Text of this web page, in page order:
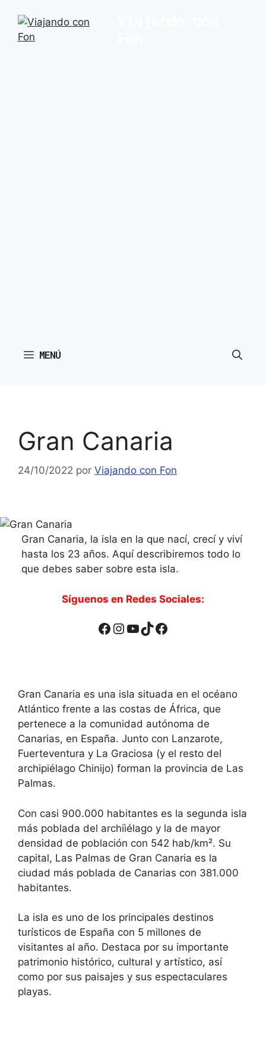
contenido
MENÚ
Gran Canaria
24/10/2022 por Viajando con Fon
Gran Canaria, la isla en la que nací, crecí y viví
hasta los 23 años. Aquí describiremos todo lo
que debes saber sobre esta isla.
Síguenos en Redes Sociales:
Facebook Instagram YouTube TikTok Facebook
Gran Canaria es una isla situada en el océano
Atlántico frente a las costas de África, que
pertenece a la comunidad autónoma de
Canarias, en España. Junto con Lanzarote,
Fuerteventura y La Graciosa (y el resto del
archipiélago Chinijo) forman la provincia de Las
Palmas.
Con casi 900.000 habitantes es la segunda isla
más poblada del archiìélago y la de mayor
densidad de población con 542 hab/km². Su
capital, Las Palmas de Gran Canaria es la
ciudad más poblada de Canarias con 381.000
habitantes.
La isla es uno de los principales destinos
turísticos de España con 5 millones de
visitantes al año. Destaca por su importante
patrimonio histórico, cultural y artístico, así
como por sus paisajes y sus espectaculares
playas.